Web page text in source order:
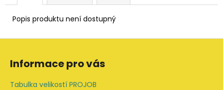
Popis produktu není dostupný
Z
Informace pro vás
Tabulka velikostí PROJOB